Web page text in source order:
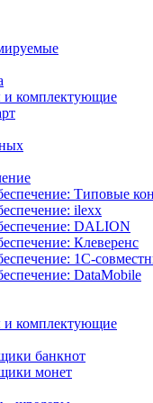
и комплектующие
Типовые
ilexx
DALION
Клеверенс
1С-
DataMobile
и комплектующие
банкнот
монет